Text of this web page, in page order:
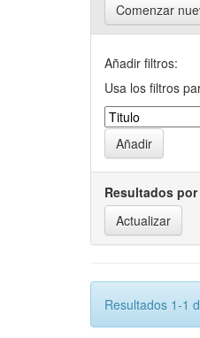
Comenzar
Añadir filtros:
Usa los filtros
Resultados
Resultados 1-1